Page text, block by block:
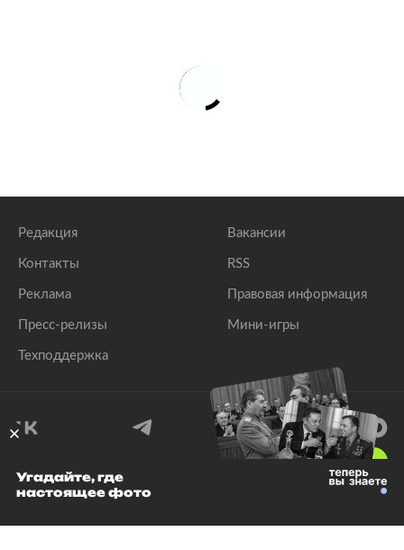
Редакция
Контакты
Реклама
Пресс-релизы
Техподдержка
Вакансии
RSS
Правовая информация
Мини-игры
© 1999–2026 Все права защищены.
Угадайте, где
настоящее фото